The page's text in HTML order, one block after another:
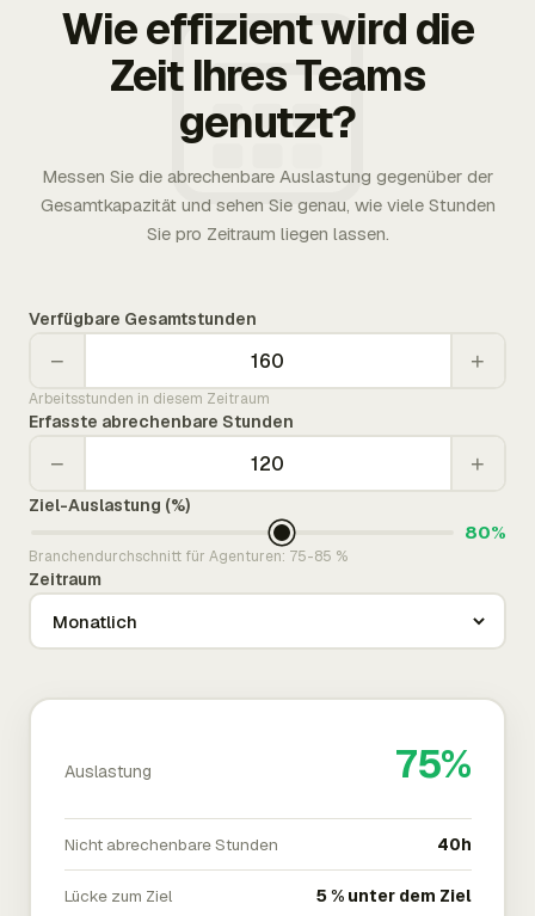
Wie effizient wird die
Zeit Ihres Teams
genutzt?
Messen Sie die abrechenbare Auslastung gegenüber der
Gesamtkapazität und sehen Sie genau, wie viele Stunden
Sie pro Zeitraum liegen lassen.
Verfügbare Gesamtstunden
− +
Arbeitsstunden in diesem Zeitraum
Erfasste abrechenbare Stunden
− +
Ziel-Auslastung (%)
80%
Branchendurchschnitt für Agenturen: 75-85 %
Zeitraum
Auslastung 75%
Nicht abrechenbare Stunden 40h
Lücke zum Ziel 5 % unter dem Ziel